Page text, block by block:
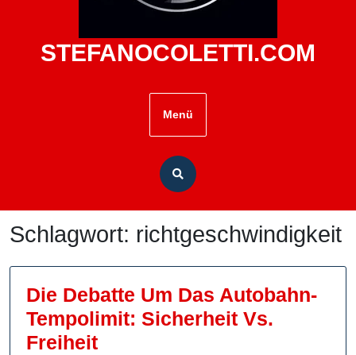
STEFANOCOLETTI.COM
Menü
Schlagwort: richtgeschwindigkeit
Die Debatte Um Das Autobahn-
Tempolimit: Sicherheit Vs.
FreiheitDie